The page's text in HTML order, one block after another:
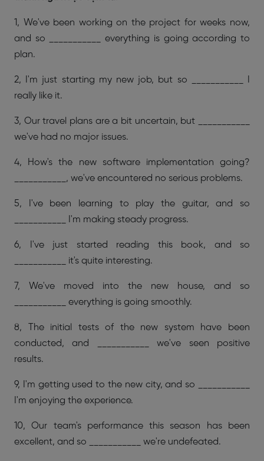
1, We've been working on the project for weeks now,
and so ___________ everything is going according to
plan.
2, I'm just starting my new job, but so ___________ I
really like it.
3, Our travel plans are a bit uncertain, but ___________
we've had no major issues.
4, How's the new software implementation going?
___________, we've encountered no serious problems.
5, I've been learning to play the guitar, and so
___________ I'm making steady progress.
6, I've just started reading this book, and so
___________ it's quite interesting.
7, We've moved into the new house, and so
___________ everything is going smoothly.
8, The initial tests of the new system have been
conducted, and ___________ we've seen positive
results.
9, I'm getting used to the new city, and so ___________
I'm enjoying the experience.
10, Our team's performance this season has been
excellent, and so ___________ we're undefeated.